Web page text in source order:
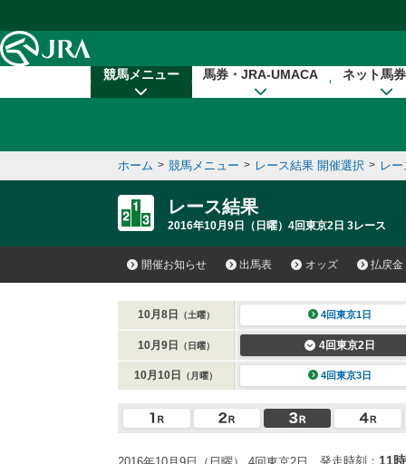
競馬メニュー 馬券・JRA-UMACA ネット馬
ホーム > 競馬メニュー > レース結果 開催選択 > レ
レース結果
2016年10月9日（日曜）4回東京2日 3レース
開催お知らせ 出馬表 オッズ 払戻金
10月8日 （土曜） 4回東京1日
10月9日 （日曜） 4回東京2日
10月10日 （月曜） 4回東京3日
発走時刻： 11